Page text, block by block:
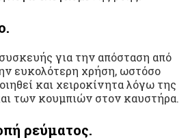
για την απόσταση από
ευκολότερη χρήση, ωστόσο
και χειροκίνητα λόγω της
των κουμπιών στον καυστήρα.
ρεύματος.